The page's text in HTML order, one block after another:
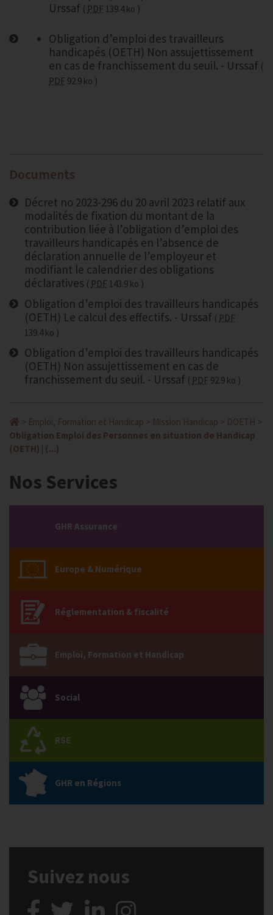
Urssaf
PDF 139.4 ko
Obligation d’emploi des travailleurs
handicapés (OETH) Non assujettissement
en cas de franchissement du seuil. - Urssaf
PDF 92.9 ko
Documents
Décret no 2023-296 du 20 avril 2023 relatif aux
modalités de fixation du montant de la
contribution liée à l’obligation d’emploi des
travailleurs handicapés en l’absence de
déclaration annuelle de l’employeur et
modifiant le calendrier des obligations
déclaratives
PDF 143.9 ko
Obligation d’emploi des travailleurs handicapés
(OETH) Le calcul des effectifs. - Urssaf
PDF
139.4 ko
Obligation d’emploi des travailleurs handicapés
(OETH) Non assujettissement en cas de
franchissement du seuil. - Urssaf
PDF 92.9 ko
> Emploi, Formation et Handicap > Mission Handicap > DOETH >
Obligation Emploi des Personnes en situation de Handicap
(OETH) | (...)
Nos Services
GHR Assurance
Europe & Numérique
Réglementation & fiscalité
Emploi, Formation et Handicap
Social
RSE
GHR en Régions
Suivez nous